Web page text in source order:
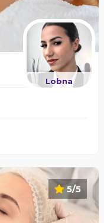
Lobna
5/5